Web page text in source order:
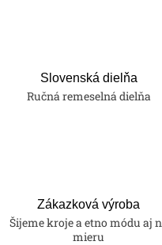
Slovenská dielňa
Ručná remeselná dielňa
Zákazková výroba
Šijeme kroje a etno módu aj
mieru